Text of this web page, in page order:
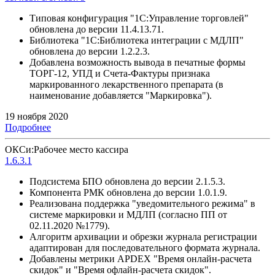
Типовая конфигурация "1С:Управление торговлей"
обновлена до версии 11.4.13.71.
Библиотека "1С:Библиотека интеграции с МДЛП"
обновлена до версии 1.2.2.3.
Добавлена возможность вывода в печатные формы
ТОРГ-12, УПД и Счета-Фактуры признака
маркированного лекарственного препарата (в
наименование добавляется "Маркировка").
19 ноября 2020
Подробнее
ОКСи:Рабочее место кассира
1.6.3.1
Подсистема БПО обновлена до версии 2.1.5.3.
Компонента РМК обновлена до версии 1.0.1.9.
Реализована поддержка "уведомительного режима" в
системе маркировки и МДЛП (согласно ПП от
02.11.2020 №1779).
Алгоритм архивации и обрезки журнала регистрации
адаптирован для последовательного формата журнала.
Добавлены метрики APDEX "Время онлайн-расчета
скидок" и "Время офлайн-расчета скидок".